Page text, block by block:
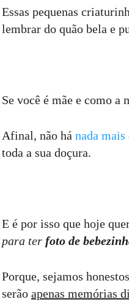
Essas pequenas
lembrar do quão bela e
Se você é mãe e como a
Afinal, não há nada mais
toda a sua doçura.
E é por isso que hoje
para ter foto de
Porque, sejamos
serão apenas memórias